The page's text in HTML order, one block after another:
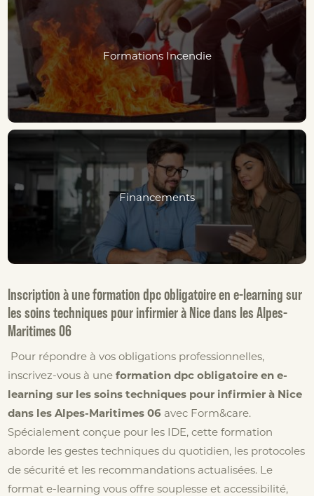
Formations Incendie
Financements
Inscription à une formation dpc obligatoire en e-learning sur
les soins techniques pour infirmier à Nice dans les Alpes-
Maritimes 06
Pour répondre à vos obligations professionnelles,
inscrivez-vous à uneformation dpc obligatoire en e-
learning sur les soins techniques pour infirmier à Nice
dans les Alpes-Maritimes 06 avec Form&care.
Spécialement conçue pour les IDE, cette formation
aborde les gestes techniques du quotidien, les protocoles
de sécurité et les recommandations actualisées. Le
format e-learning vous offre souplesse et accessibilité,